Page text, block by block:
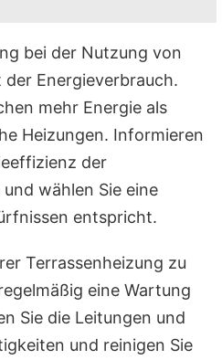
bei der Nutzung von
Energieverbrauch.
mehr Energie als
Heizungen. Informieren
der
wählen Sie eine
entspricht.
Terrassenheizung zu
eine Wartung
Sie die Leitungen und
und reinigen Sie